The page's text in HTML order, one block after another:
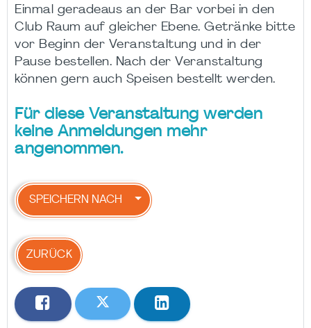
Einmal geradeaus an der Bar vorbei in den
Club Raum auf gleicher Ebene. Getränke bitte
vor Beginn der Veranstaltung und in der
Pause bestellen. Nach der Veranstaltung
können gern auch Speisen bestellt werden.
Für diese Veranstaltung werden
keine Anmeldungen mehr
angenommen.
SPEICHERN NACH
ZURÜCK